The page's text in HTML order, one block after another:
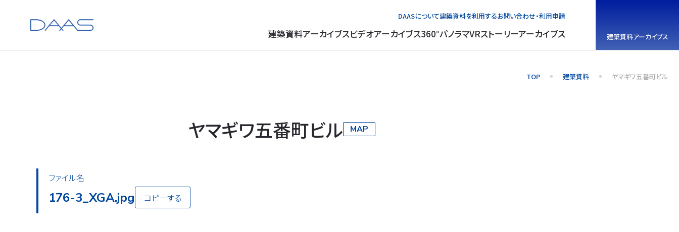
DAASについて建築資料を利用するお問い合わせ・利用申請
建築資料アーカイブスビデオアーカイブス360°パノラマVRストーリーアーカイブス 建築資料アーカイブス
TOP 建築資料 ヤマギワ五番町ビル
ヤマギワ五番町ビル MAP
ファイル名
176-3_XGA.jpg コピーする